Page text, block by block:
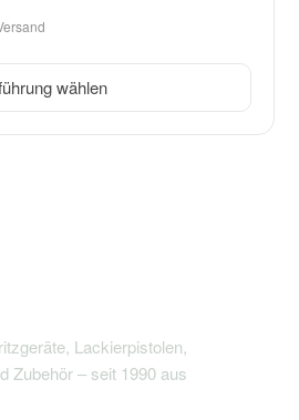
wählen
Lackierpistolen,
Zubehör – seit 1990 aus